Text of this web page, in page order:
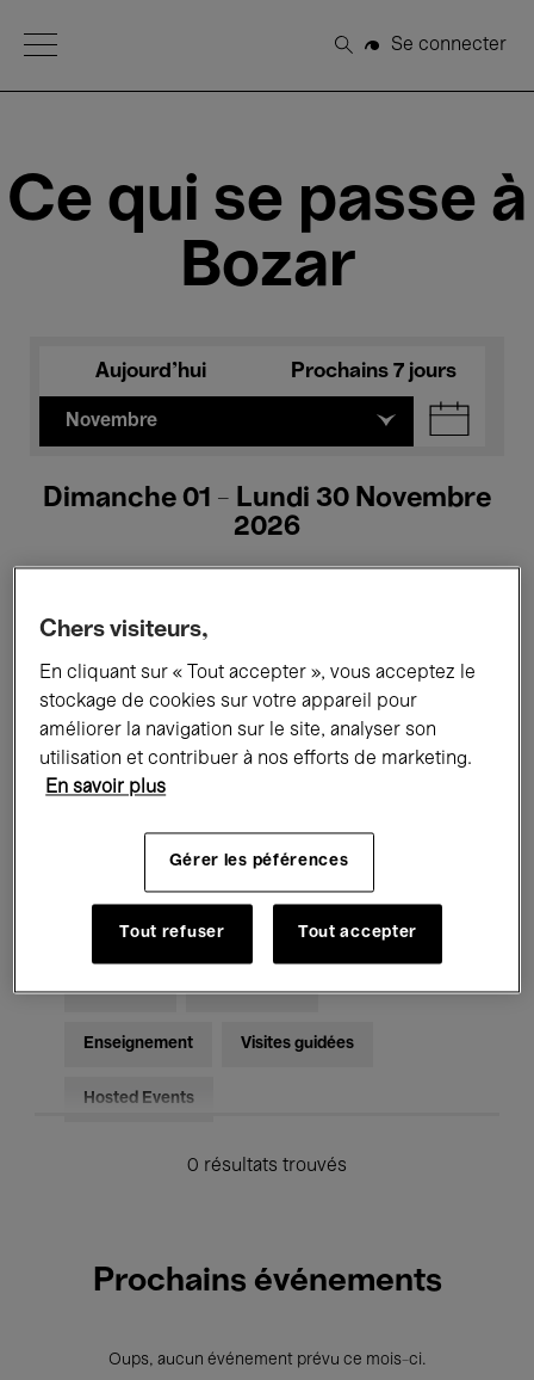
Open Menu
Rechercher
Se connecter
Ce qui se passe à
Bozar
Aujourd'hui Prochains 7 jours
Novembre
Dimanche 01 - Lundi 30 Novembre
2026
Tous les événements Concerts
Expositions Films Performances
Rencontres & Débats
Musique classique Global Music
Musique électronique
Pour tous Kids’ Palace
Enseignement Visites guidées
Hosted Events
0 résultats trouvés
Prochains événements
Oups, aucun événement prévu ce mois-ci.
Chers visiteurs,
En cliquant sur « Tout accepter », vous acceptez le
stockage de cookies sur votre appareil pour
améliorer la navigation sur le site, analyser son
utilisation et contribuer à nos efforts de marketing.
En savoir plus
Gérer les péférences
Tout refuser Tout accepter